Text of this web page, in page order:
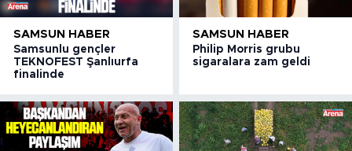
SAMSUN HABER
Samsunlu gençler
TEKNOFEST Şanlıurfa
finalinde
SAMSUN HABER
Philip Morris grubu
sigaralara zam geldi